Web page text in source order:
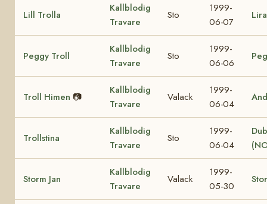
Lill Trolla
Kallblodig
Travare
Sto
1999-
06-07
Peggy Troll
Kallblodig
Travare
Sto
1999-
06-06
Troll Himen 📷
Kallblodig
Travare
Valack
1999-
06-04
Trollstina
Kallblodig
Travare
Sto
1999-
06-04
Storm Jan
Kallblodig
Travare
Valack
1999-
05-30